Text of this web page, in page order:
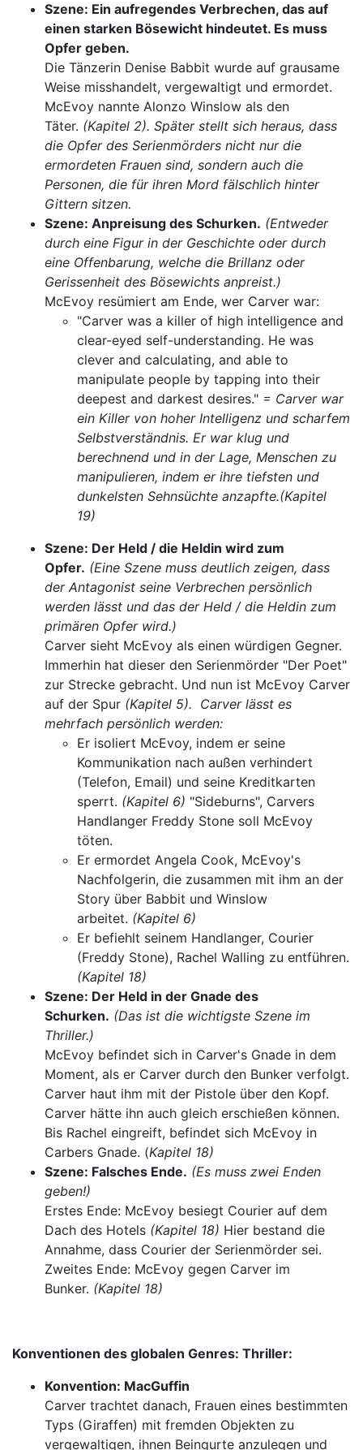
Szene: Ein aufregendes Verbrechen, das auf
einen starken Bösewicht hindeutet. Es muss
Opfer geben.
Die Tänzerin Denise Babbit wurde auf grausame
Weise misshandelt, vergewaltigt und ermordet.
McEvoy nannte Alonzo Winslow als den
Täter. (Kapitel 2). Später stellt sich heraus, dass
die Opfer des Serienmörders nicht nur die
ermordeten Frauen sind, sondern auch die
Personen, die für ihren Mord fälschlich hinter
Gittern sitzen.
Szene: Anpreisung des Schurken. (Entweder
durch eine Figur in der Geschichte oder durch
eine Offenbarung, welche die Brillanz oder
Gerissenheit des Bösewichts anpreist.)
McEvoy resümiert am Ende, wer Carver war:
"Carver was a killer of high intelligence and
clear-eyed self-understanding. He was
clever and calculating, and able to
manipulate people by tapping into their
deepest and darkest desires." = Carver war
ein Killer von hoher Intelligenz und scharfem
Selbstverständnis. Er war klug und
berechnend und in der Lage, Menschen zu
manipulieren, indem er ihre tiefsten und
dunkelsten Sehnsüchte anzapfte.(Kapitel
19)
Szene: Der Held / die Heldin wird zum
Opfer. (Eine Szene muss deutlich zeigen, dass
der Antagonist seine Verbrechen persönlich
werden lässt und das der Held / die Heldin zum
primären Opfer wird.)
Carver sieht McEvoy als einen würdigen Gegner.
Immerhin hat dieser den Serienmörder "Der Poet"
zur Strecke gebracht. Und nun ist McEvoy Carver
auf der Spur (Kapitel 5). Carver lässt es
mehrfach persönlich werden:
Er isoliert McEvoy, indem er seine
Kommunikation nach außen verhindert
(Telefon, Email) und seine Kreditkarten
sperrt. (Kapitel 6) "Sideburns", Carvers
Handlanger Freddy Stone soll McEvoy
töten.
Er ermordet Angela Cook, McEvoy's
Nachfolgerin, die zusammen mit ihm an der
Story über Babbit und Winslow
arbeitet. (Kapitel 6)
Er befiehlt seinem Handlanger, Courier
(Freddy Stone), Rachel Walling zu entführen.
(Kapitel 18)
Szene: Der Held in der Gnade des
Schurken. (Das ist die wichtigste Szene im
Thriller.)
McEvoy befindet sich in Carver's Gnade in dem
Moment, als er Carver durch den Bunker verfolgt.
Carver haut ihm mit der Pistole über den Kopf.
Carver hätte ihn auch gleich erschießen können.
Bis Rachel eingreift, befindet sich McEvoy in
Carbers Gnade. (Kapitel 18)
Szene: Falsches Ende. (Es muss zwei Enden
geben!)
Erstes Ende: McEvoy besiegt Courier auf dem
Dach des Hotels (Kapitel 18) Hier bestand die
Annahme, dass Courier der Serienmörder sei.
Zweites Ende: McEvoy gegen Carver im
Bunker. (Kapitel 18)
Konventionen des globalen Genres: Thriller:
Konvention: MacGuffin
Carver trachtet danach, Frauen eines bestimmten
Typs (Giraffen) mit fremden Objekten zu
vergewaltigen, ihnen Beingurte anzulegen und